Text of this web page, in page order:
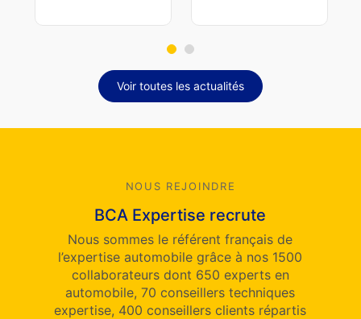
Voir toutes les actualités
NOUS REJOINDRE
BCA Expertise recrute
Nous sommes le référent français de
l’expertise automobile grâce à nos 1500
collaborateurs dont 650 experts en
automobile, 70 conseillers techniques
expertise, 400 conseillers clients répartis